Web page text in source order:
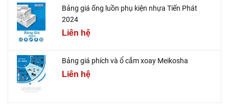
Bảng giá ống luồn phụ kiện nhựa Tiến Phát
2024
Liên hệ
Bảng giá phích và ổ cắm xoay Meikosha
Liên hệ